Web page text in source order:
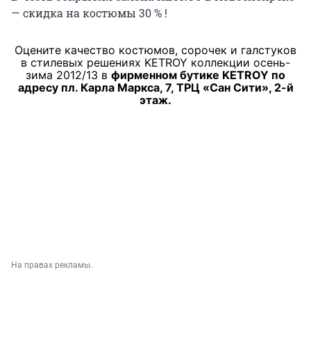
— скидка на костюмы 30 % !
Оцените качество костюмов, сорочек и галстуков
в стилевых решениях KETROY коллекции осень-
зима 2012/13 в фирменном бутике KETROY по
адресу пл. Карла Маркса, 7, ТРЦ «Сан Сити», 2-й
этаж.
На правах рекламы.